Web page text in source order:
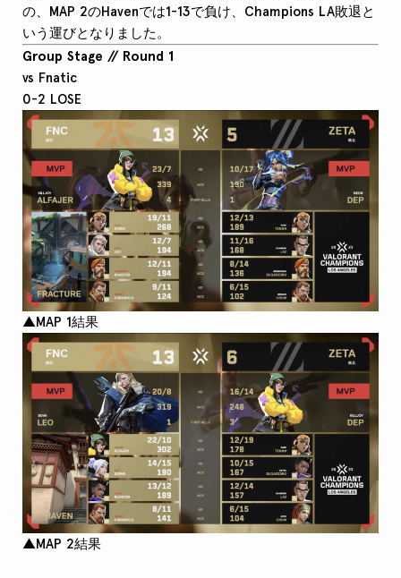
の、MAP 2のHavenでは1-13で負け、Champions LA敗退と
いう運びとなりました。
Group Stage // Round 1
vs Fnatic
0-2 LOSE
▲MAP 1結果
▲MAP 2結果